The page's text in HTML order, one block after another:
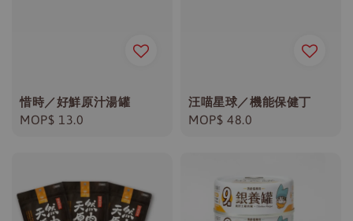
惜時／好鮮原汁湯罐
Regular
MOP$ 13.0
汪喵星球／機能保健丁
Regular
MOP$ 48.0